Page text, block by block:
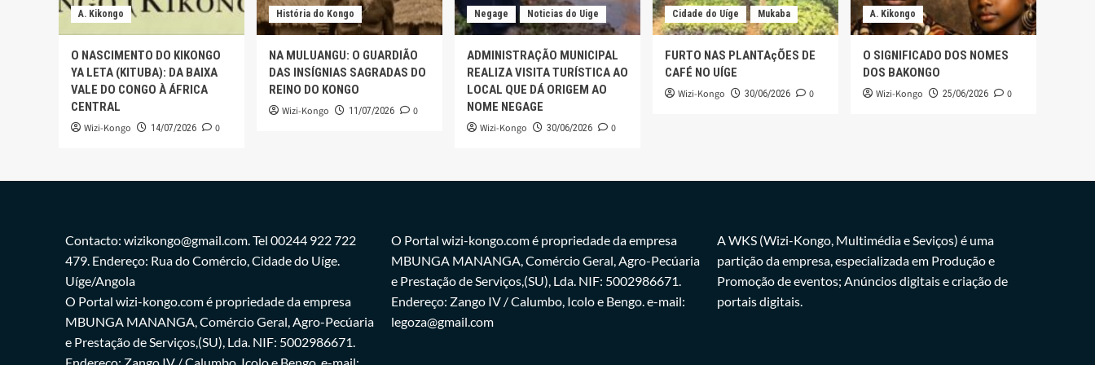
A. Kikongo
O NASCIMENTO DO KIKONGO
YA LETA (KITUBA): DA BAIXA
VALE DO CONGO À ÁFRICA
CENTRAL
Wizi-Kongo 14/07/2026 0
História do Kongo
NA MULUANGU: O GUARDIÃO
DAS INSÍGNIAS SAGRADAS DO
REINO DO KONGO
Wizi-Kongo 11/07/2026 0
Negage Noticias do Uige
ADMINISTRAÇÃO MUNICIPAL
REALIZA VISITA TURÍSTICA AO
LOCAL QUE DÁ ORIGEM AO
NOME NEGAGE
Wizi-Kongo 30/06/2026 0
Cidade do Uíge Mukaba
FURTO NAS PLANTAçÕES DE
CAFÉ NO UÍGE
Wizi-Kongo 30/06/2026 0
A. Kikongo
O SIGNIFICADO DOS NOMES
DOS BAKONGO
Wizi-Kongo 25/06/2026 0
Contacto: wizikongo@gmail.com. Tel 00244 922 722
479. Endereço: Rua do Comércio, Cidade do Uíge.
Uíge/Angola
O Portal wizi-kongo.com é propriedade da empresa
MBUNGA MANANGA, Comércio Geral, Agro-Pecúaria
e Prestação de Serviços,(SU), Lda. NIF: 5002986671.
O Portal wizi-kongo.com é propriedade da empresa
MBUNGA MANANGA, Comércio Geral, Agro-Pecúaria
e Prestação de Serviços,(SU), Lda. NIF: 5002986671.
Endereço: Zango IV / Calumbo, Icolo e Bengo. e-mail:
legoza@gmail.com
A WKS (Wizi-Kongo, Multimédia e Seviços) é uma
partição da empresa, especializada em Produção e
Promoção de eventos; Anúncios digitais e criação de
portais digitais.